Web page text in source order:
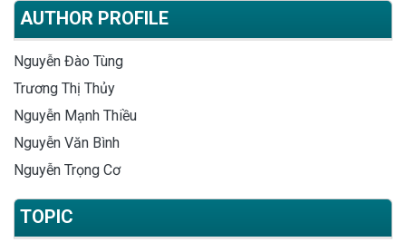
AUTHOR PROFILE
Nguyễn Đào Tùng
Trương Thị Thủy
Nguyễn Mạnh Thiều
Nguyễn Văn Bình
Nguyễn Trọng Cơ
TOPIC